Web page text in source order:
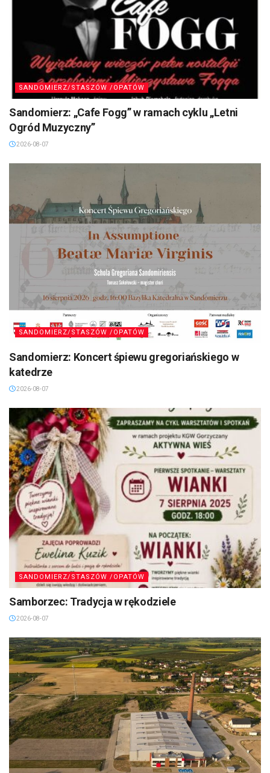
SANDOMIERZ/STASZÓW /OPATÓW
Sandomierz: „Cafe Fogg” w ramach cyklu „Letni
Ogród Muzyczny”
2026-08-07
SANDOMIERZ/STASZÓW /OPATÓW
Sandomierz: Koncert śpiewu gregoriańskiego w
katedrze
2026-08-07
SANDOMIERZ/STASZÓW /OPATÓW
Samborzec: Tradycja w rękodziele
2026-08-07